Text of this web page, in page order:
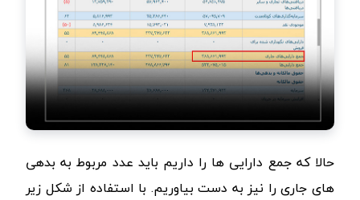
حالا که جمع دارایی ها را داریم باید عدد مربوط به بدهی
های جاری را نیز به دست بیاوریم. با استفاده از شکل زیر